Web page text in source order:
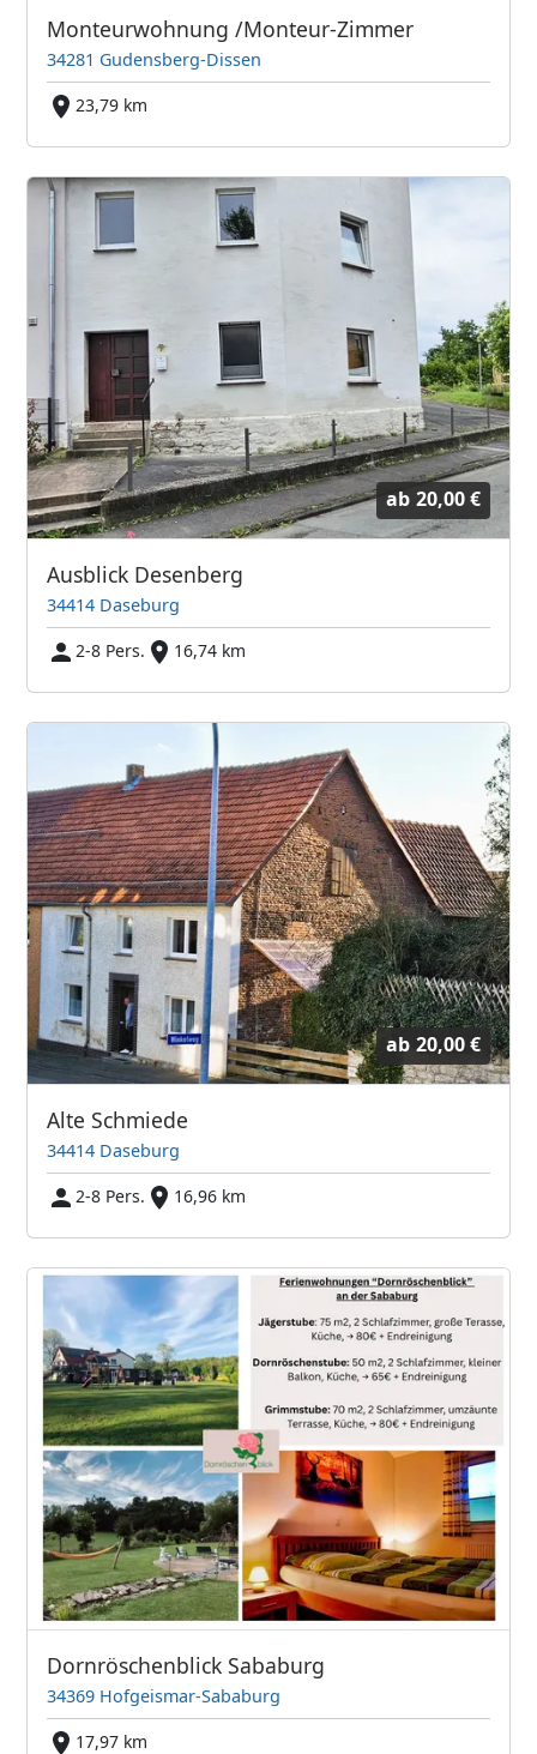
Monteurwohnung /Monteur-Zimmer
34281 Gudensberg-Dissen
23,79 km
ab 20,00 €
Ausblick Desenberg
34414 Daseburg
2-8 Pers.
16,74 km
ab 20,00 €
Alte Schmiede
34414 Daseburg
2-8 Pers.
16,96 km
Dornröschenblick Sababurg
34369 Hofgeismar-Sababurg
17,97 km